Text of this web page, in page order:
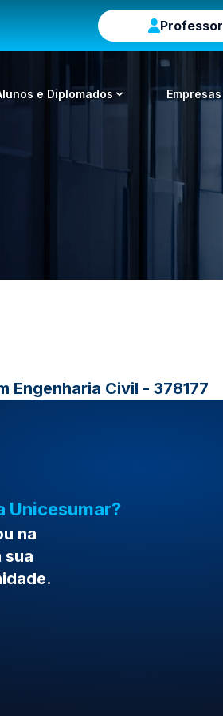
Professor
e Diplomados Empresas
Engenharia Civil - 378177
Unicesumar?
na
sua